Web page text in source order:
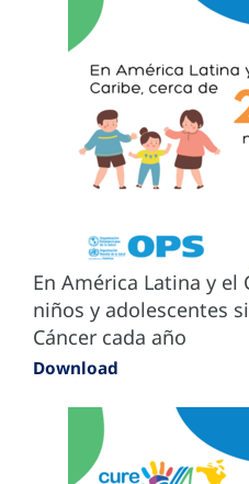
En América Latina y el
niños y adolescentes
Cáncer cada año
Download